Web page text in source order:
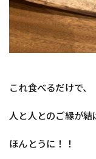
これ食べるだけで、
人と人とのご縁が結
ほんとうに！！